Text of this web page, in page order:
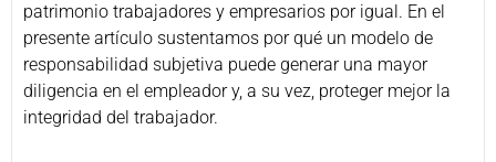
patrimonio trabajadores y empresarios por igual. En el
presente artículo sustentamos por qué un modelo de
responsabilidad subjetiva puede generar una mayor
diligencia en el empleador y, a su vez, proteger mejor la
integridad del trabajador.